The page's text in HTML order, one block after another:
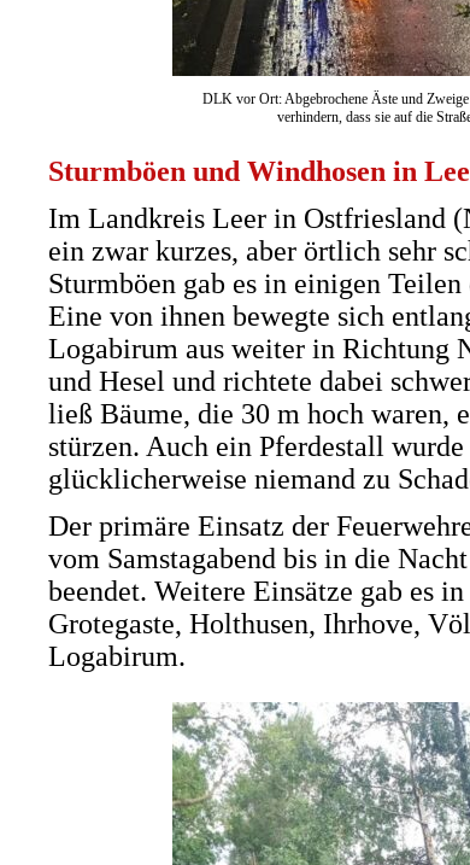
DLK vor Ort: Abgebrochene Äste und
verhindern, dass sie auf die
Sturmböen und Windhosen in
Im Landkreis Leer in Ostfriesland
ein zwar kurzes, aber örtlich sehr
Sturmböen gab es in einigen
Eine von ihnen bewegte sich
Logabirum aus weiter in Richtung
und Hesel und richtete dabei
ließ Bäume, die 30 m hoch waren,
stürzen. Auch ein Pferdestall
glücklicherweise niemand zu
Der primäre Einsatz der
vom Samstagabend bis in die
beendet. Weitere Einsätze gab es
Grotegaste, Holthusen, Ihrhove,
Logabirum.